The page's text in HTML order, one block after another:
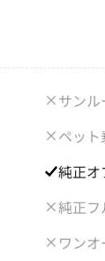
サンル
ペット
純正オ
純正フ
ワン